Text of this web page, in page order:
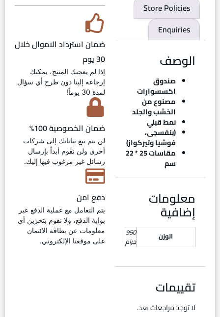
Store Policies
Enquiries
الوصف
صندوق
اكسسوارات
مصنوع من
الخشب والجلد
نمط قبلي
(بنفسجى،
فوشيا وتيركواز)
مقاسات 25 * 22
سم
معلومات
إضافية
الوزن 950
جرام
تقييمات
لا توجد مراجعات بعد.
ضمان استرداد الاموال خلال
30 يوم
إذا لم يعجبك المنتج، يمكنك
إرجاعه إلينا دون طرح أي سؤال
لمدة 30 يوماً!
ضمان الخصوصية 100%
لن يتم بيع بياناتك إلى شركات
أخرى ولن نقوم أبداً بإرسال
رسائل غير مرغوب فيها إليك.
دفع امن
يتم التعامل مع عملية الدفع عبر
بوابة الدفع، ولا نقوم بتخزين أي
معلومات عن بطاقة الائتمان
على موقعنا الإلكتروني.